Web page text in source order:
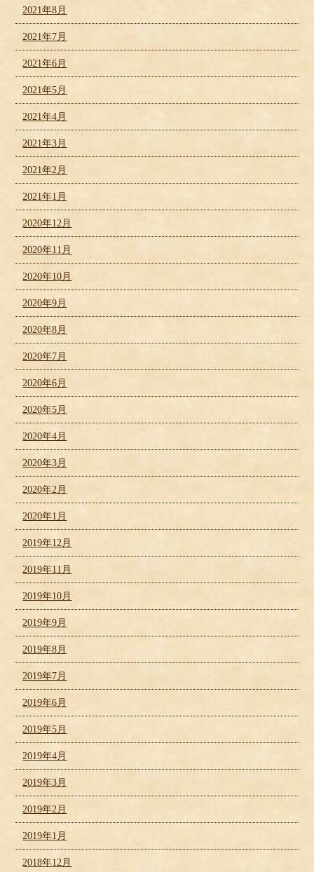
2021年8月
2021年7月
2021年6月
2021年5月
2021年4月
2021年3月
2021年2月
2021年1月
2020年12月
2020年11月
2020年10月
2020年9月
2020年8月
2020年7月
2020年6月
2020年5月
2020年4月
2020年3月
2020年2月
2020年1月
2019年12月
2019年11月
2019年10月
2019年9月
2019年8月
2019年7月
2019年6月
2019年5月
2019年4月
2019年3月
2019年2月
2019年1月
2018年12月